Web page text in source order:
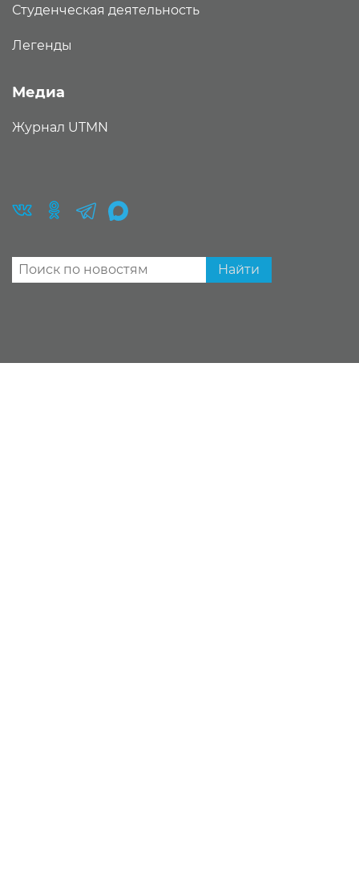
Студенческая деятельность
Легенды
Медиа
Журнал UTMN
Найти